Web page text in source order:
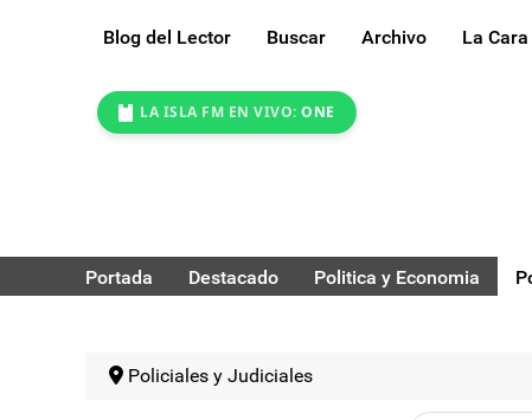
Blog del Lector Buscar Archivo La
LA ISLA FM EN VIVO: ONE
Portada Destacado Politica y Economia
Policiales y Judiciales